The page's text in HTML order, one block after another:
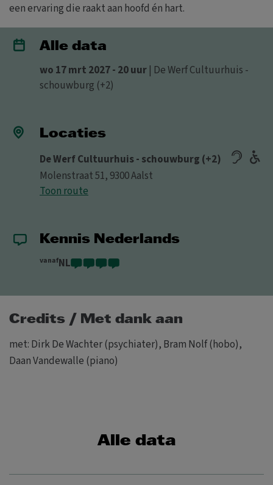
een ervaring die raakt aan hoofd én hart.
Alle data
wo 17 mrt 2027 - 20 uur | De Werf Cultuurhuis -
schouwburg (+2)
Locaties
De Werf Cultuurhuis - schouwburg (+2)
Molenstraat 51, 9300 Aalst
Toon route
Kennis Nederlands
vanafNL
Credits / Met dank aan
met: Dirk De Wachter (psychiater), Bram Nolf (hobo),
Daan Vandewalle (piano)
Alle data